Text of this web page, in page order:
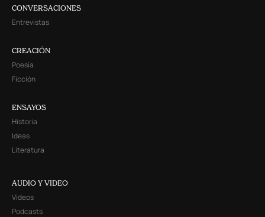
CONVERSACIONES
Entrevistas
CREACIÓN
Poesía
Ficción
ENSAYOS
Historia
Ideas
Literatura
AUDIO Y VIDEO
Videos
Podcasts